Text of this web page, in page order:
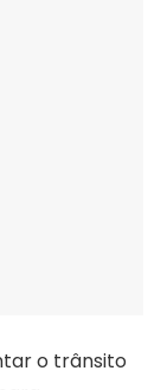
o trânsito